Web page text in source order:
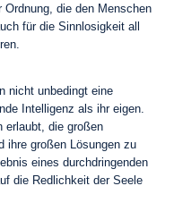
die den Menschen
für die Sinnlosigkeit all
nicht unbedingt eine
Intelligenz als ihr eigen.
erlaubt, die großen
ihre großen Lösungen zu
eines durchdringenden
die Redlichkeit der Seele